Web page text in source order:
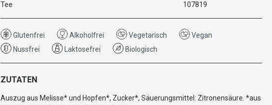
Tee
107819
Glutenfrei Alkoholfrei Vegetarisch
Vegan
Nussfrei
Laktosefrei Biologisch
ZUTATEN
Auszug aus Melisse* und Hopfen*, Zucker*, Säuerungsmittel: Zitronensäure. *aus